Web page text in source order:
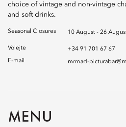
choice of vintage and non-vintage
and soft drinks.
Seasonal Closures 10 August - 26
Volejte
+34 91 701 67 67
E-mail
mrmad-
MENU